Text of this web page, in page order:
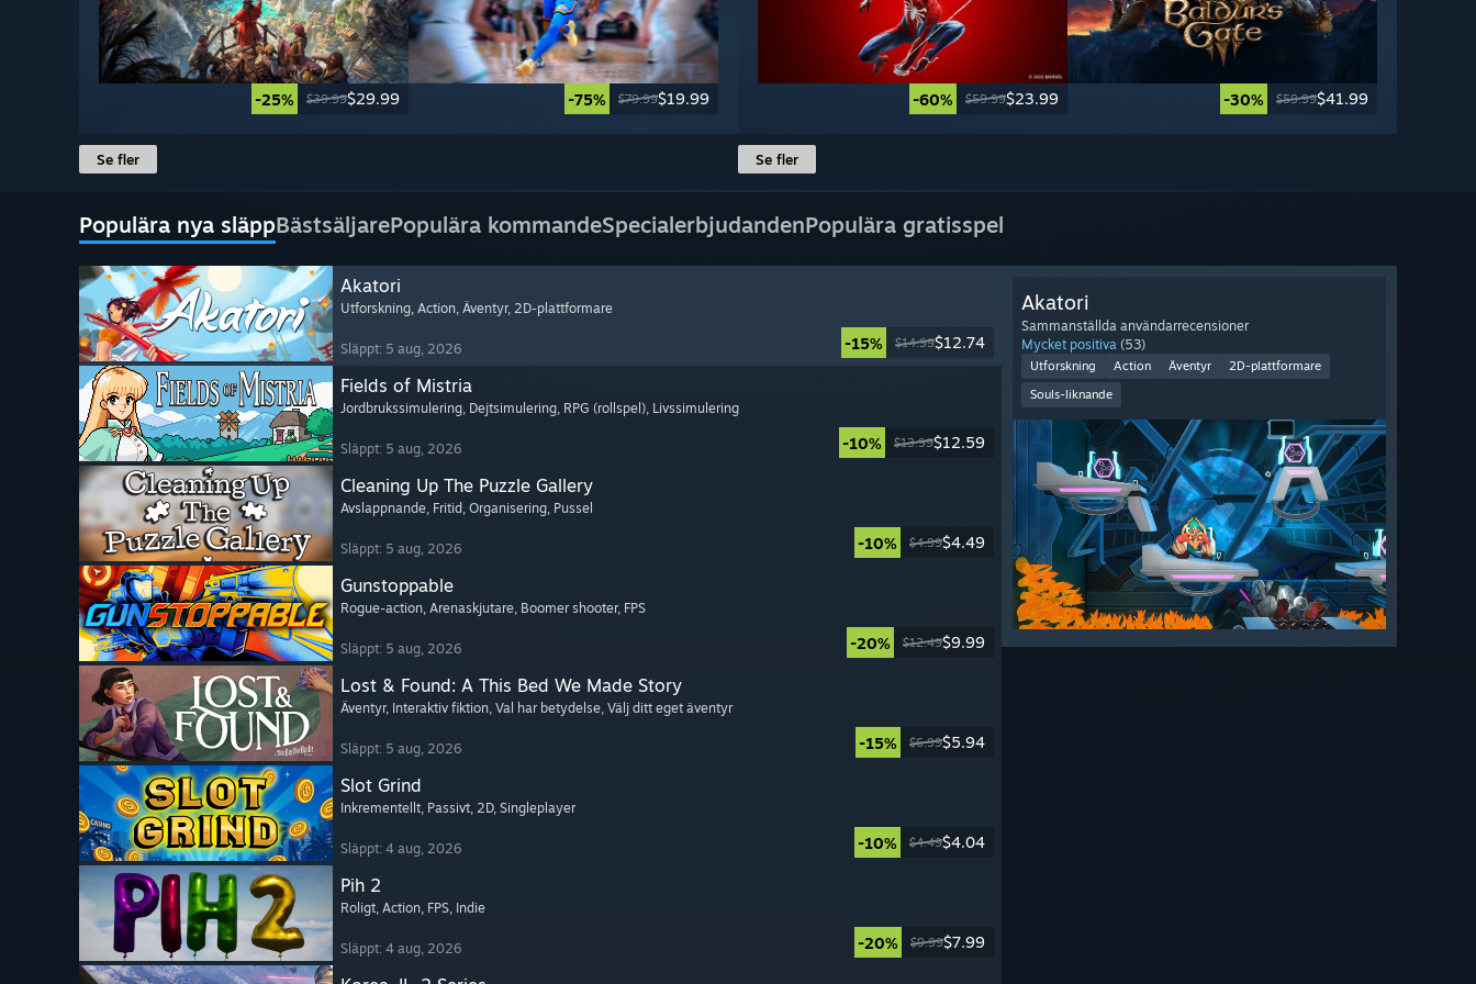
-25% $39.99$29.99 -75% $79.99$19.99
Se fler
-60% $59.99$23.99 -30% $59.99$41.99
Se fler
Populära nya släppBästsäljarePopulära kommandeSpecialerbjudandenPopulära gratisspel
Akatori
Utforskning, Action, Äventyr, 2D-plattformare
Släppt: 5 aug, 2026 -15% $14.99$12.74
Fields of Mistria
Jordbrukssimulering, Dejtsimulering, RPG (rollspel), Livssimulering
Släppt: 5 aug, 2026 -10% $13.99$12.59
Cleaning Up The Puzzle Gallery
Avslappnande, Fritid, Organisering, Pussel
Släppt: 5 aug, 2026 -10% $4.99$4.49
Gunstoppable
Rogue-action, Arenaskjutare, Boomer shooter, FPS
Släppt: 5 aug, 2026 -20% $12.49$9.99
Lost & Found: A This Bed We Made Story
Äventyr, Interaktiv fiktion, Val har betydelse, Välj ditt eget äventyr
Släppt: 5 aug, 2026 -15% $6.99$5.94
Slot Grind
Inkrementellt, Passivt, 2D, Singleplayer
Släppt: 4 aug, 2026 -10% $4.49$4.04
Pih 2
Roligt, Action, FPS, Indie
Släppt: 4 aug, 2026 -20% $9.99$7.99
Akatori
Sammanställda användarrecensioner
Mycket positiva (53)
Utforskning Action Äventyr
2D-plattformare
Souls-liknande